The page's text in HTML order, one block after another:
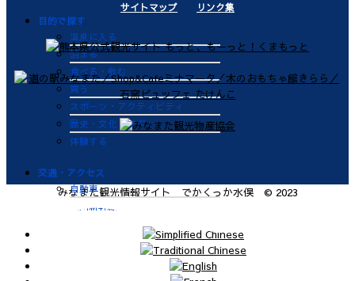
目的で探す
温泉に入る
泊まる
食べる・飲む
買う
スポーツ・アクティビティ
歴史・文化・学ぶ
体験する
交通・アクセス
自動車
九州新幹線
サイトマップ
リンク集
みなまた観光情報サイト でかくっか水俣 © 2023